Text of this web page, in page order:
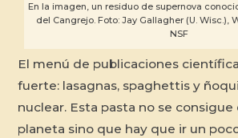
En la imagen, un residuo de supernova
del Cangrejo. Foto: Jay Gallagher (U. Wisc.),
NSF
El menú de publicaciones
fuerte: lasagnas, spaghettis y
nuclear. Esta pasta no se
planeta sino que hay que ir un